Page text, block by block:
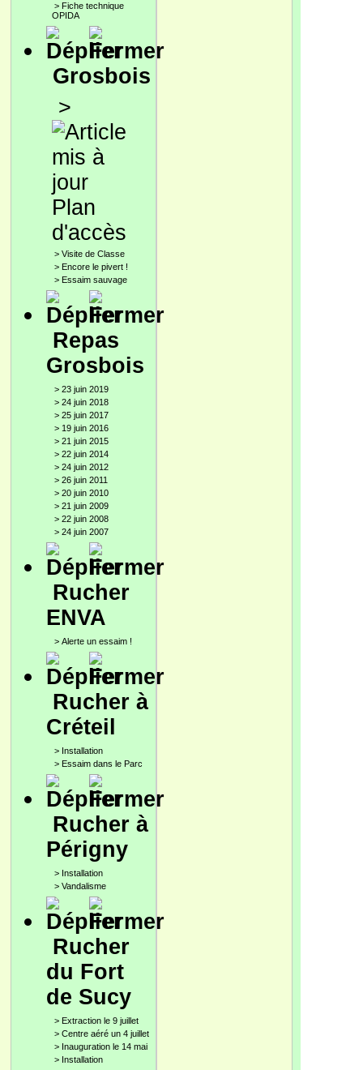
> Fiche technique
OPIDA
Grosbois
>
Plan
d'accès
> Visite de Classe
> Encore le pivert !
> Essaim sauvage
Repas
Grosbois
> 23 juin 2019
> 24 juin 2018
> 25 juin 2017
> 19 juin 2016
> 21 juin 2015
> 22 juin 2014
> 24 juin 2012
> 26 juin 2011
> 20 juin 2010
> 21 juin 2009
> 22 juin 2008
> 24 juin 2007
Rucher
ENVA
> Alerte un essaim !
Rucher à
Créteil
> Installation
> Essaim dans le Parc
Rucher à
Périgny
> Installation
> Vandalisme
Rucher
du Fort
de Sucy
> Extraction le 9 juillet
> Centre aéré un 4 juillet
> Inauguration le 14 mai
> Installation